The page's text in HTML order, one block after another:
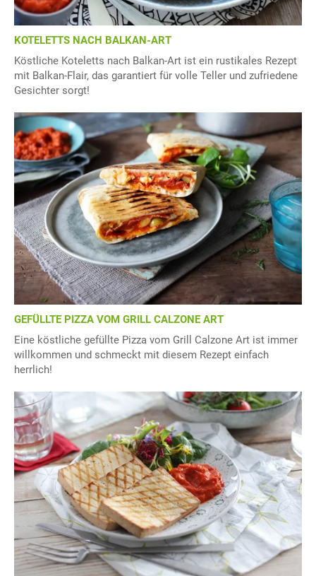
KOTELETTS NACH BALKAN-ART
Köstliche Koteletts nach Balkan-Art ist ein rustikales Rezept
mit Balkan-Flair, das garantiert für volle Teller und zufriedene
Gesichter sorgt!
GEFÜLLTE PIZZA VOM GRILL CALZONE ART
Eine köstliche gefüllte Pizza vom Grill Calzone Art ist immer
willkommen und schmeckt mit diesem Rezept einfach
herrlich!